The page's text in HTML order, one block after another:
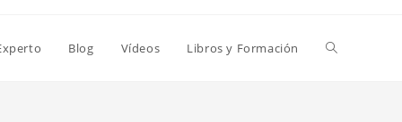
Blog Vídeos Libros y Formación Alternar